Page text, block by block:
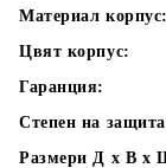
Материал корпус:
Цвят корпус:
Гаранция:
Степен на
Размери Д х В х